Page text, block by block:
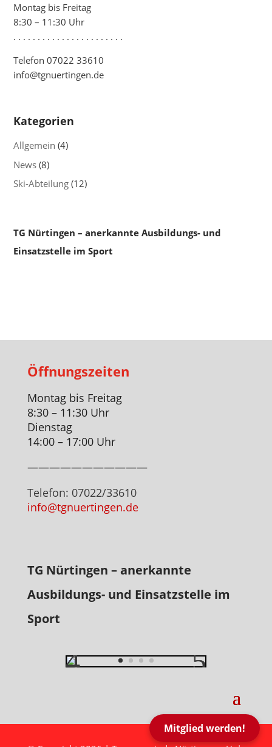
Montag bis Freitag
8:30 – 11:30 Uhr
. . . . . . . . . . . . . . . . . . . . . . .
Telefon 07022 33610
info@tgnuertingen.de
Kategorien
Allgemein (4)
News (8)
Ski-Abteilung (12)
TG Nürtingen – anerkannte Ausbildungs- und
Einsatzstelle im Sport
Öffnungszeiten
Montag bis Freitag
8:30 – 11:30 Uhr
Dienstag
14:00 – 17:00 Uhr
———————————
Telefon: 07022/33610
info@tgnuertingen.de
TG Nürtingen – anerkannte
Ausbildungs- und Einsatzstelle im
Sport
Mitglied werden!